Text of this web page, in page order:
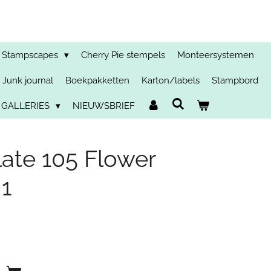
Stampscapes Cherry Pie stempels Monteersystemen
Junk journal Boekpakketten Karton/labels Stampbord
NIEUWSBRIEF
105 Flower